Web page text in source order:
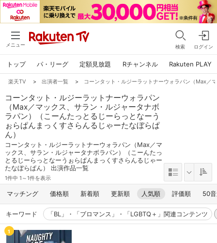
メニュー 検索 ログイン
トップ パ・リーグ 定額見放題 Rチャンネル Rakuten PLAY
楽天TV > 出演者一覧 > コーンタット・ルジーラットナーウォラパン（Max／
コーンタット・ルジーラットナーウォラパン
（Max／マックス、サラン・ルジャータナボ
ラパン）（こーんたっとるじーらっとなーう
ぉらぱんまっくすさらんるじゃーたなぼらぱ
ん）
コーンタット・ルジーラットナーウォラパン（Max／マ
ックス、サラン・ルジャータナボラパン）（こーんたっ
とるじーらっとなーうぉらぱんまっくすさらんるじゃー
たなぼらぱん） 出演作品一覧
1件中 1～1件を表示
マッチング 価格順 新着順 更新順 人気順 評価順 50
キーワード 「BL」・「ブロマンス」・「LGBTQ＋」関連コンテンツ
1